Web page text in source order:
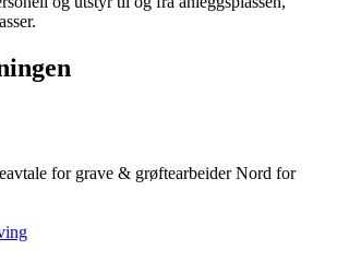
for grave & grøftearbeider Nord for